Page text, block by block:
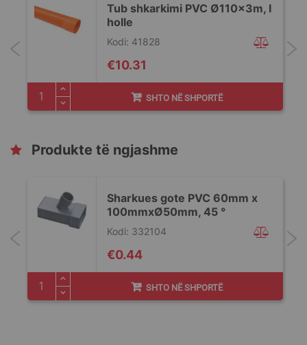
Tub shkarkimi PVC Ø110x3m, I
holle
€10.31
Kodi: 41828
SHTO NË SHPORTË
Produkte të ngjashme
Sharkues gote PVC 60mm x
100mmxØ50mm, 45 °
€0.44
Kodi: 332104
SHTO NË SHPORTË